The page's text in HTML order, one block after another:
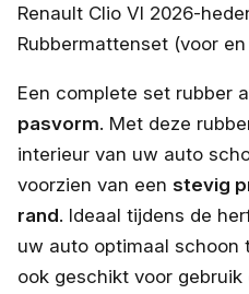
Renault Clio VI 2026-
Rubbermattenset (voor
Een complete set rubber
pasvorm. Met deze
interieur van uw auto
voorzien van een stevig
rand. Ideaal tijdens de
uw auto optimaal schoon
ook geschikt voor